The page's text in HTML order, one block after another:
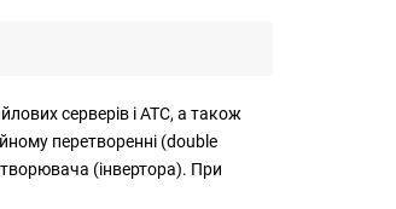
серверів і АТС, а також
перетворенні (double
(інвертора). При